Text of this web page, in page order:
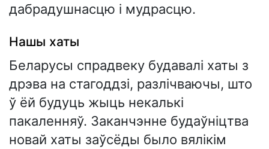
дабрадушнасцю і мудрасцю.
Нашы хаты
Беларусы спрадвеку будавалі хаты з
дрэва на стагоддзі, разлічваючы, што
ў ёй будуць жыць некалькі
пакаленняў. Заканчэнне будаўніцтва
новай хаты заўсёды было вялікім